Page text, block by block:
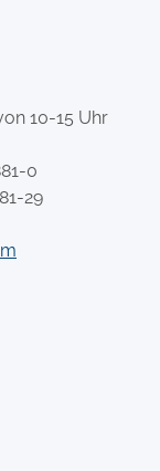
10-15 Uhr
0
29